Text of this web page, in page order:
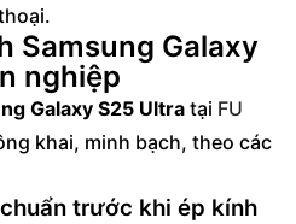
Samsung Galaxy
nghiệp
Galaxy S25 Ultra tại FU
khai, minh bạch, theo các
trước khi ép kính